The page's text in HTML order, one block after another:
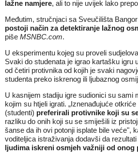
lažne namjere, ali to nije uvijek lako
Međutim, stručnjaci sa Sveučilišta
postoji način za detektiranje lažnog
piše MSNBC.com.
U eksperimentu kojeg su proveli
Svaki do studenata je igrao kartašku igru
od četiri protivnika od kojih je svaki
studenta preko iskrenog ili ljubaznog
U kasnijem stadiju igre sudionici su sami
kojim su htjeli igrati. „Iznenađujuće
(studenti) preferirali protivnike koji su
razliku do onih koji su se smiješili iz
šanse da ih ovi potonji isplate bile veće",
voditeljica istraživanja dodavši da
ljudima iskreni osmjeh važniji od onog